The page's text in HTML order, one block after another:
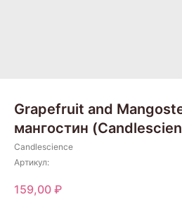
Grapefruit and
мангостин
Candlescience
Артикул:
159,00 ₽